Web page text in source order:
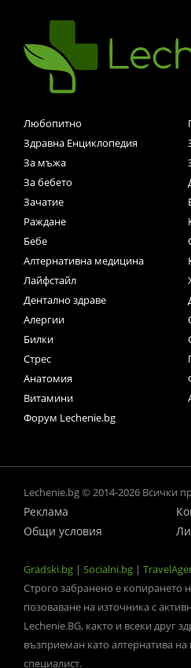
Любопитно
Здравна Енциклопедия
За мъжа
За бебето
Зачатие
Раждане
Бебе
Алтернативна медицина
Лайфстайл
Дентално здраве
Алергии
Билки
Стрес
Анатомия
Витамини
Форум Lechenie.bg
Lechenie.bg © 2014-2026 Всички
Реклама
Общи условия
Gradski.bg | Socialni.bg |
Строго забранено е копирането
позоваване на източника с
Lechenie.BG, както и всеки друг
възприеман като алтернатива на
специалист.